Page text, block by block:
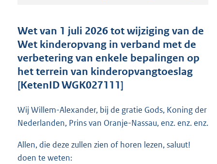
d
s
g
o
t
3
Wet van 1 juli 2026 tot wijziging van de
Wet kinderopvang in verband met de
verbetering van enkele bepalingen op
het terrein van kinderopvangtoeslag
[KetenID WGK027111]
Wij Willem-Alexander, bij de gratie Gods, Koning der
Nederlanden, Prins van Oranje-Nassau, enz. enz. enz.
Allen, die deze zullen zien of horen lezen, saluut!
doen te weten: